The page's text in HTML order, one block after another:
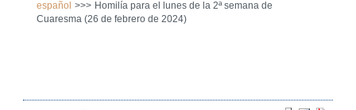
español
>>> Homilía para el lunes de la 2ª semana de
Cuaresma (26 de febrero de 2024)